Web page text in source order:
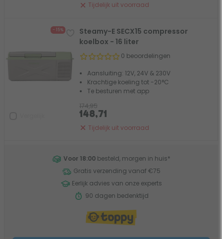
Tijdelijk uit voorraad
- 15%
Steamy-E SECX15 compressor
koelbox - 16 liter
0 beoordelingen
Aansluiting: 12V, 24V & 230V
Krachtige koeling tot -20°C
Te besturen met app
Tijdelijk uit voorraad
174,95
148,71
Voor 18:00 besteld, morgen in huis*
Gratis verzending vanaf €75
Eerlijk advies van onze experts
90 dagen bedenktijd